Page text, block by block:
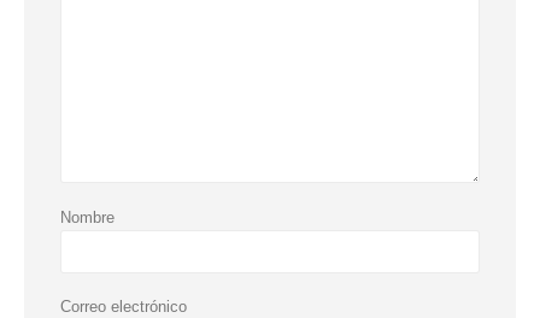
Nombre
Correo electrónico